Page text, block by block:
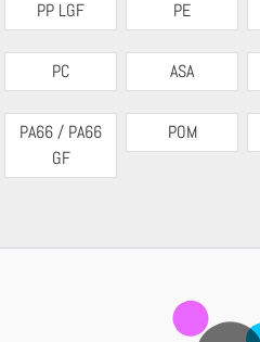
PP LGF PE
PC ASA
PA66 / PA66
GF
POM